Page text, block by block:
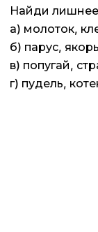
Найди
а) молоток,
б) парус,
в) попугай,
г) пудель,